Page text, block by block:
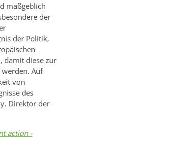
maßgeblich
der
der Politik,
damit diese zur
Auf
von
des
Direktor der
action -